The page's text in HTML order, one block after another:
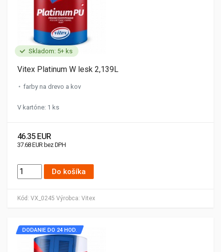
Skladom: 5+ ks
Kód: VX_0245 Výrobca: Vitex
Vitex Platinum W lesk 2,139L
farby na drevo a kov
V kartóne: 1 ks
46.35 EUR
37.68 EUR bez DPH
Do košíka
DODANIE DO 24 HOD.